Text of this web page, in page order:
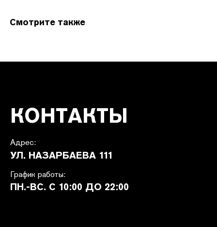
Смотрите также
ПН.-ВС. С 10:00 ДО 22:00
ПОКУПАТЕЛЯМ SHETÉL STUDIOS
Оплата
Возврат и обмен
B2B
Вакансии